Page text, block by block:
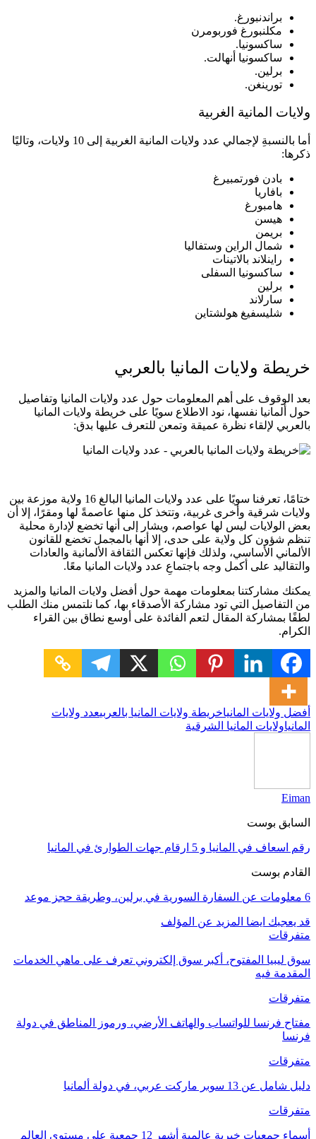
براندنبورغ.
مكلنبورغ فوربومرن
ساكسونيا.
ساكسونيا أنهالت.
برلين.
تورينغن.
ولايات المانية الغربية
أما بالنسبةِ لإجمالي عدد ولايات المانية الغربية إلى 10 ولايات، وتاليًا
ذكرها:
بادن فورتمبيرغ
بافاريا
هامبورغ
هيسن
بريمن
شمال الراين وستفاليا
راينلاند بالاتينات
ساكسونيا السفلى
برلين
سارلاند
شليسفيغ هولشتاين
خريطة ولايات المانيا بالعربي
بعد الوقوف على أهم المعلومات حول عدد ولايات المانيا وتفاصيل
حول ألمانيا نفسها، نود الاطلاع سويًا على خريطة ولايات المانيا
بالعربي لإلقاء نظرة عميقة وتمعن للتعرف عليها بدق:
ختامًا، تعرفنا سويًا على عدد ولايات المانيا البالغ 16 ولاية موزعة بين
ولايات شرقية وأخرى غربية، وتتخذ كل منها عاصمةً لها ومقرًا، إلا أن
بعض الولايات ليس لها عواصم، ويشار إلى أنها تخضع لإدارة محلية
تنظم شؤون كل ولاية على حدى، إلا أنها بالمجمل تخضع للقانون
الألماني الأساسي، ولذلك فإنها تعكس الثقافة الألمانية والعادات
والتقاليد على أكمل وجه باجتماعِ عدد ولايات المانيا معًا.
يمكنك مشاركتنا بمعلومات مهمة حول أفضل ولايات المانيا والمزيد
من التفاصيل التي تود مشاركة الأصدقاء بها، كما نلتمس منك الطلب
لطفًا بمشاركة المقال لتعم الفائدة على أوسع نطاق بين القراء
الكرام.
أفضل ولايات المانياخريطة ولايات المانيا بالعربيعدد ولايات
المانياولايات المانيا الشرقية
Eiman
السابق بوست
رقم اسعاف في المانيا و 5 ارقام جهات الطوارئ في المانيا
القادم بوست
6 معلومات عن السفارة السورية في برلين، وطريقة حجز موعد
قد يعجبك ايضا المزيد عن المؤلف
متفرقات
سوق ليبيا المفتوح، أكبر سوق إلكتروني تعرف على ماهي الخدمات
المقدمة فيه
متفرقات
مفتاح فرنسا للواتساب والهاتف الأرضي، ورموز المناطق في دولة
فرنسا
متفرقات
دليل شامل عن 13 سوبر ماركت عربي، في دولة ألمانيا
متفرقات
أسماء جمعيات خيرية عالمية أشهر 12 جمعية على مستوى العالم